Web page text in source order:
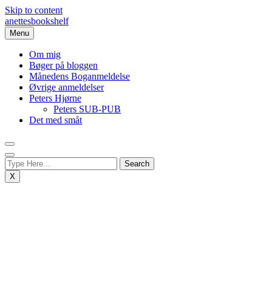
Skip to content
anettesbookshelf
Menu
Om mig
Bøger på bloggen
Månedens Boganmeldelse
Øvrige anmeldelser
Peters Hjørne
Peters SUB-PUB
Det med småt
X